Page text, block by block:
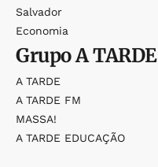
Salvador
Economia
GrupoA TARDE
A TARDE
A TARDE FM
MASSA!
A TARDE EDUCAÇÃO